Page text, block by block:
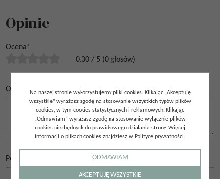
Opinie
Ocena*
0.00 / 5 (0 głosów)
Opinia *
Podpis
Na naszej stronie wykorzystujemy pliki cookies. Klikając „Akceptuję
wszystkie” wyrażasz zgodę na stosowanie wszystkich typów plików
cookies, w tym cookies statystycznych i reklamowych. Klikając
„Odmawiam” wyrażasz zgodę na stosowanie wyłącznie plików
cookies niezbędnych do prawidłowego działania strony. Więcej
informacji o plikach cookies znajdziesz w Polityce prywatności.
ODMAWIAM
AKCEPTUJĘ WSZYSTKIE